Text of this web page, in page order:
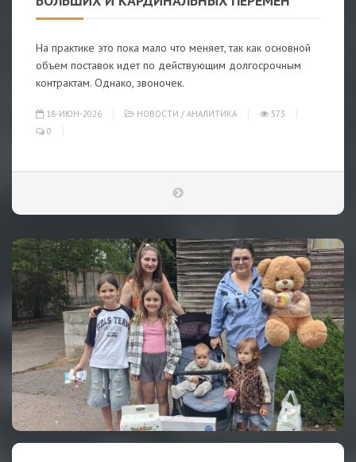
На практике это пока мало что меняет, так как основной
объем поставок идет по действующим долгосрочным
контрактам. Однако, звоночек.
18-ИЮН-2026 НОВОСТИ / АНАЛИТИКА
573
0